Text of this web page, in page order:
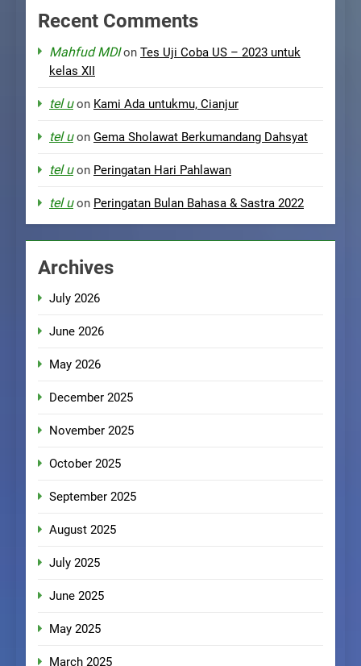
Recent Comments
Mahfud MDIon Tes Uji Coba US – 2023 untuk
kelas XII
tel uon Kami Ada untukmu, Cianjur
tel uon Gema Sholawat Berkumandang Dahsyat
tel uon Peringatan Hari Pahlawan
tel uon Peringatan Bulan Bahasa & Sastra 2022
Archives
July 2026
June 2026
May 2026
December 2025
November 2025
October 2025
September 2025
August 2025
July 2025
June 2025
May 2025
March 2025